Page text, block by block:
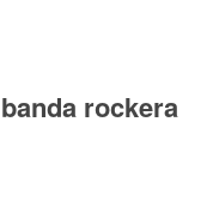
rockera